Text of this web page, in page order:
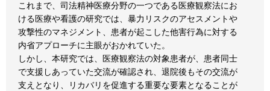
これまで、司法精神医療分野の一つである医療観察法にお
ける医療や看護の研究では、暴力リスクのアセスメントや
攻撃性のマネジメント、患者が起こした他害行為に対する
内省アプローチに主眼がおかれていた。
しかし、本研究では、医療観察法の対象患者が、患者同士
で支援しあっていた交流が確認され、退院後もその交流が
支えとなり、リカバリを促進する重要な要素となることが